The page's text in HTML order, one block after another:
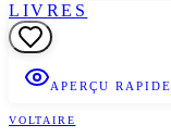
LIVRES
APERÇU RAPIDE
VOLTAIRE